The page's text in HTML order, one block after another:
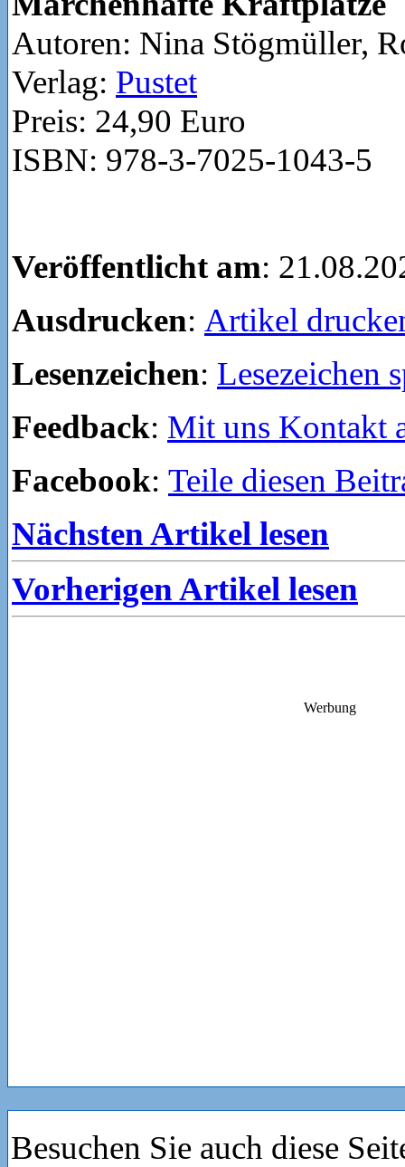
Autoren: Nina Stögmüller,
Verlag: Pustet
Preis: 24,90 Euro
ISBN: 978-3-7025-1043-5
Veröffentlicht am:
Ausdrucken: Artikel
Lesenzeichen: Lesezeichen
Feedback: Mit uns Kontakt
Facebook: Teile diesen
Nächsten Artikel lesen
Vorherigen Artikel lesen
Werbung
Besuchen Sie auch diese